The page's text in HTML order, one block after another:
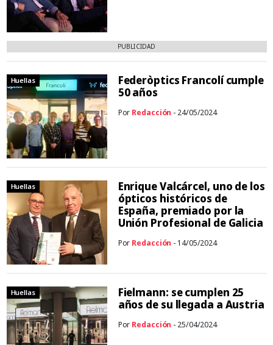
PUBLICIDAD
Huellas
Federòptics Francolí cumple
50 años
Por Redacción - 24/05/2024
Huellas
Enrique Valcárcel, uno de los
ópticos históricos de
España, premiado por la
Unión Profesional de Galicia
Por Redacción - 14/05/2024
Huellas
Fielmann: se cumplen 25
años de su llegada a Austria
Por Redacción - 25/04/2024